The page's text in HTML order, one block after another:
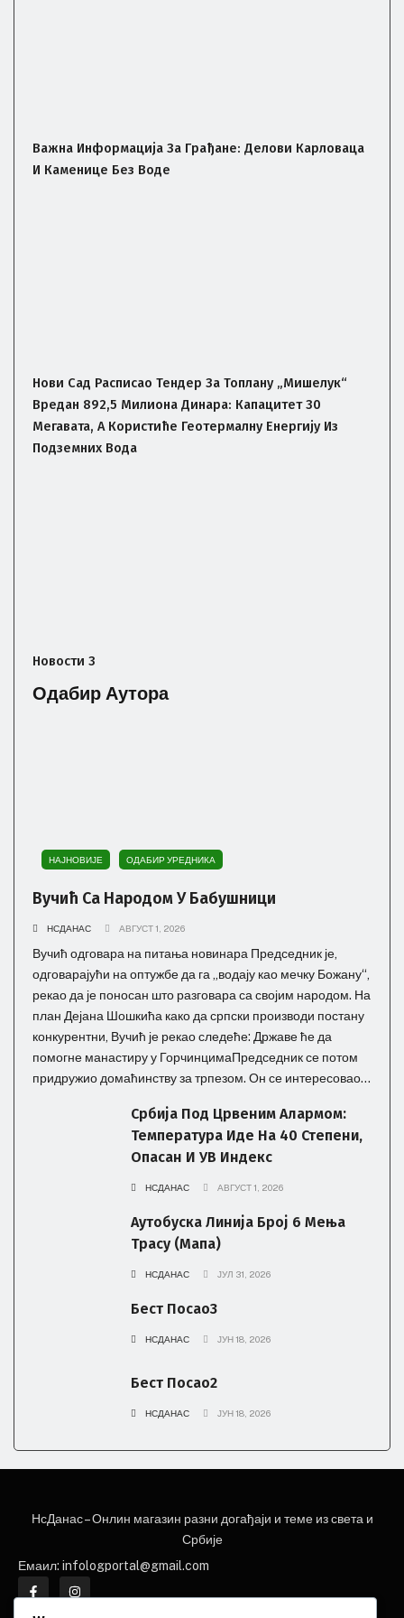
Важна Информација За Грађане: Делови Карловаца
И Каменице Без Воде
Нови Сад Расписао Тендер За Топлану „Мишелук“
Вредан 892,5 Милиона Динара: Капацитет 30
Мегавата, А Користиће Геотермалну Енергију Из
Подземних Вода
Новости 3
Одабир Аутора
НАЈНОВИЈЕ ОДАБИР УРЕДНИКА
Вучић Са Народом У Бабушници
НСДАНАС АВГУСТ 1, 2026
Вучић одговара на питања новинара Председник је,
одговарајући на оптужбе да га „водају као мечку Божану“,
рекао да је поносан што разговара са својим народом. На
план Дејана Шошкића како да српски производи постану
конкурентни, Вучић је рекао следеће: Државе ће да
помогне манастиру у ГорчинцимаПредседник се потом
придружио домаћинству за трпезом. Он се интересовао...
Србија Под Црвеним Алармом:
Температура Иде На 40 Степени,
Опасан И УВ Индекс
НСДАНАС АВГУСТ 1, 2026
Аутобуска Линија Број 6 Мења
Трасу (мапа)
НСДАНАС ЈУЛ 31, 2026
Бест Посао3
НСДАНАС ЈУН 18, 2026
Бест Посао2
НСДАНАС ЈУН 18, 2026
НЕ
НЕWС ЕЛЕМЕНТОР
НсДанас – Онлин магазин разни догађаји и теме из света и
Србије
Емаил: infologportal@gmail.com